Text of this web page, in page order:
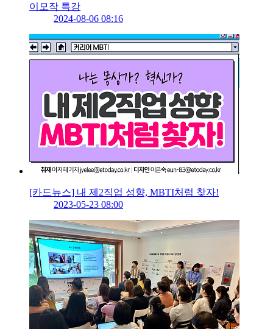
이모작 특강
2024-08-06 08:16
[카드뉴스] 내 제2직업 성향, MBTI처럼 찾자!
2023-05-23 08:00